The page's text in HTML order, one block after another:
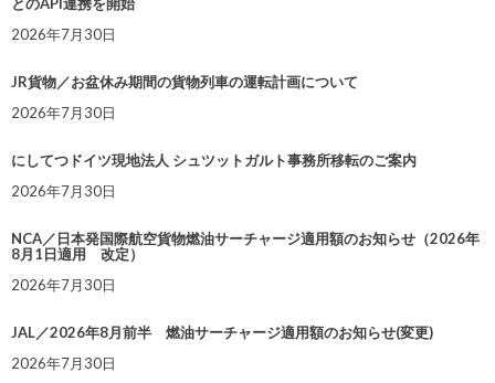
とのAPI連携を開始
2026年7月30日
JR貨物／お盆休み期間の貨物列車の運転計画について
2026年7月30日
にしてつドイツ現地法人 シュツットガルト事務所移転のご案内
2026年7月30日
NCA／日本発国際航空貨物燃油サーチャージ適用額のお知らせ（2026年
8月1日適用 改定）
2026年7月30日
JAL／2026年8月前半 燃油サーチャージ適用額のお知らせ(変更)
2026年7月30日